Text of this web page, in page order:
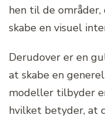
hen til de
skabe en visuel
Derudover er en
at skabe en
modeller tilbyder
hvilket betyder, at